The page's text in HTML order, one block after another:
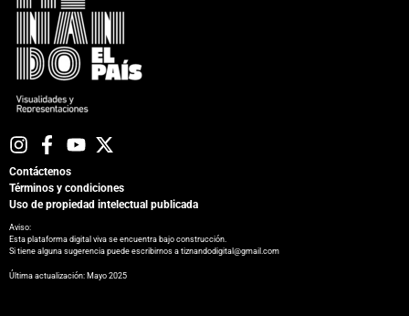
Contáctenos
Términos y condiciones
Uso de propiedad intelectual publicada
Aviso:
Esta plataforma digital viva se encuentra bajo construcción.
Si tiene alguna sugerencia puede escribirnos a tiznandodigital@gmail.com
​Última actualización: Mayo 2025